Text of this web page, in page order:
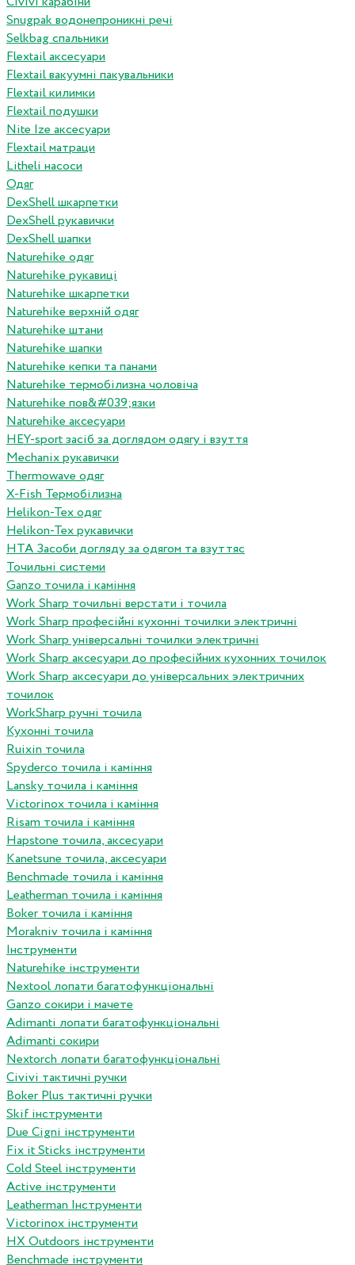
Snugpak водонепроникні речі
Selkbag спальники
Flextail аксесуари
Flextail вакуумні пакувальники
Flextail килимки
Flextail подушки
Nite Ize аксесуари
Flextail матраци
Litheli насоси
Одяг
DexShell шкарпетки
DexShell рукавички
DexShell шапки
Naturehike одяг
Naturehike рукавиці
Naturehike шкарпетки
Naturehike верхній одяг
Naturehike штани
Naturehike шапки
Naturehike кепки та панами
Naturehike термобілизна чоловіча
Naturehike пов&#039;язки
Naturehike аксесуари
HEY-sport засіб за доглядом одягу і взуття
Mechanix рукавички
Thermowave одяг
X-Fish Термобілизна
Helikon-Tex одяг
Helikon-Tex рукавички
HTA Засоби догляду за одягом та взуттяс
Точильні системи
Ganzo точила і каміння
Work Sharp точильні верстати і точила
Work Sharp професiйнi кухоннi точилки электричнi
Work Sharp унiверсальнi точилки электричнi
Work Sharp аксесуари до професiйних кухонних точилок
Work Sharp аксесуари до унiверсальних электричних
точилок
WorkSharp ручні точила
Кухонні точила
Ruixin точила
Spyderco точила і каміння
Lansky точила і каміння
Victorinox точила і каміння
Risam точила і каміння
Hapstone точила, аксесуари
Kanetsune точила, аксесуари
Benchmade точила і каміння
Leatherman точила і каміння
Boker точила і каміння
Morakniv точила і каміння
Інструменти
Naturehike інструменти
Nextool лопати багатофункціональні
Ganzo сокири і мачете
Adimanti лопати багатофункціональні
Adimanti сокири
Nextorch лопати багатофункціональні
Сivivi тактичні ручки
Boker Plus тактичні ручки
Skif інструменти
Due Cigni інструменти
Fix it Sticks інструменти
Сold Steel інструменти
Active інструменти
Leatherman Інструменти
Victorinox інструменти
HX Outdoors інструменти
Benchmade інструменти